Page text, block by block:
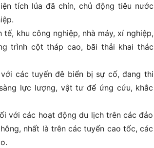
tích lúa đã chín, chủ động tiêu nước
khu công nghiệp, nhà máy, xí nghiệp,
trình cột tháp cao, bãi thải khai thác
các tuyến đê biển bị sự cố, đang thi
lực lượng, vật tư để ứng cứu, khắc
với các hoạt động du lịch trên các đảo
nhất là trên các tuyến cao tốc, các